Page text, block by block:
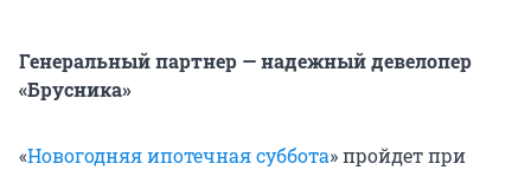
Генеральный партнер — надежный девелопер
«Брусника»
«Новогодняя ипотечная суббота» пройдет при